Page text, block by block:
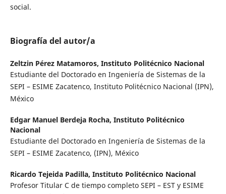
social.
Biografía del autor/a
Zeltzin Pérez Matamoros, Instituto Politécnico Nacional
Estudiante del Doctorado en Ingeniería de Sistemas de la
SEPI – ESIME Zacatenco, Instituto Politécnico Nacional (IPN),
México
Edgar Manuel Berdeja Rocha, Instituto Politécnico
Nacional
Estudiante del Doctorado en Ingeniería de Sistemas de la
SEPI – ESIME Zacatenco, (IPN), México
Ricardo Tejeida Padilla, Instituto Politécnico Nacional
Profesor Titular C de tiempo completo SEPI – EST y ESIME